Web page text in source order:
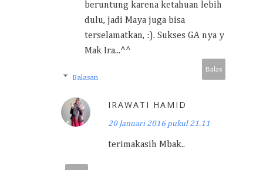
beruntung karena ketahuan lebih
dulu, jadi Maya juga bisa
terselamatkan, :). Sukses GA nya y
Mak Ira...^^
Balas
Balasan
IRAWATI HAMID
20 Januari 2016 pukul 21.11
terimakasih Mbak..